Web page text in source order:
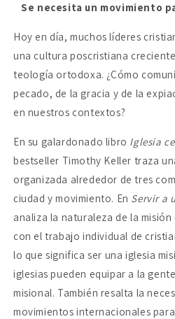
Se necesita un movimiento
Hoy en día, muchos líderes
una cultura poscristiana
teología ortodoxa. ¿Cómo
pecado, de la gracia y de la
en nuestros contextos?
En su galardonado libro Iglesia
bestseller Timothy Keller traza
organizada alrededor de tres
ciudad y movimiento. En Servir a
analiza la naturaleza de la
con el trabajo individual de
lo que significa ser una iglesia
iglesias pueden equipar a la
misional. También resalta la
movimientos internacionales